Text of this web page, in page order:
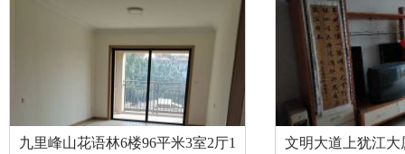
九里峰山花语林6楼96平米3室2厅1
文明大道上犹江